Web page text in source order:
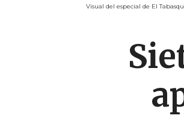
Visual del especial de El